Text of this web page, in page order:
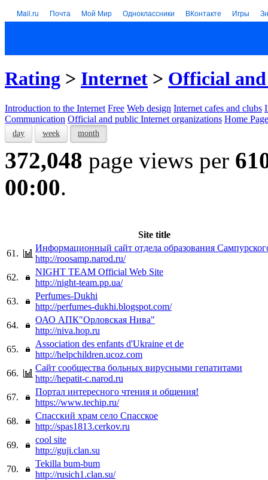
Mail.ru Почта Мой Мир Одноклассники ВКонтакте Игры
Rating > Internet > Official
Introduction to the Internet Free Web design Internet cafes and clubs
Communication Official and public Internet organizations Home
day week month
372,048 page views per
00:00.
Site title
61.
Информационный сайт отдела образования
http://roosamp.narod.ru/
62.
NIGHT TEAM Official Web Site
http://night-team.pp.ua/
63.
Perfumes-Dukhi
http://perfumes-dukhi.blogspot.com/
64.
ОАО АПК"Орловская Нива"
http://niva.hop.ru
65.
Association des enfants d'Ukraine et de
http://helpchildren.ucoz.com
66.
Сайт сообщества больных вирусными гепатитами
http://hepatit-c.narod.ru
67.
Портал интересного чтения и общения!
https://www.techip.ru/
68.
Спасский храм село Спасское
http://spas1813.cerkov.ru
69.
cool site
http://guji.clan.su
70.
Tekilla bum-bum
http://rusich1.clan.su/